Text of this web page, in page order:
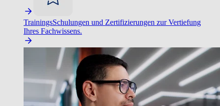
TrainingsSchulungen und Zertifizierungen zur Vertiefung
Ihres Fachwissens.